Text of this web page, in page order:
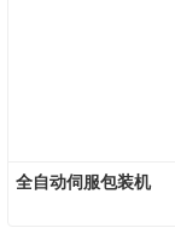
全自动伺服包装机